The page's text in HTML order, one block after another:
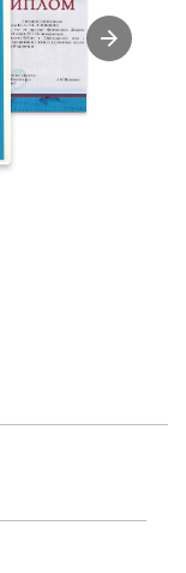
дополнительные
для клиентов. У
оплачивать
в любой
Кубани и любой